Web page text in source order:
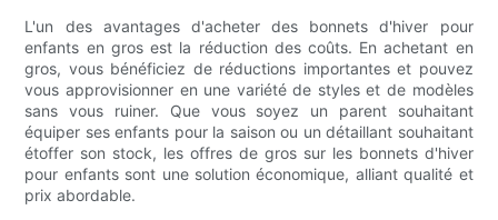
L'un des avantages d'acheter des bonnets d'hiver pour
enfants en gros est la réduction des coûts. En achetant en
gros, vous bénéficiez de réductions importantes et pouvez
vous approvisionner en une variété de styles et de modèles
sans vous ruiner. Que vous soyez un parent souhaitant
équiper ses enfants pour la saison ou un détaillant souhaitant
étoffer son stock, les offres de gros sur les bonnets d'hiver
pour enfants sont une solution économique, alliant qualité et
prix abordable.